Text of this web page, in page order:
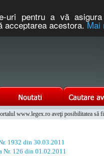
uri pentru a vă
acceptarea acestora.Mai
www.legex.ro aveţi posibilitatea să
1932 din 30.03.2011
Nr. 126 din 01.02.2011